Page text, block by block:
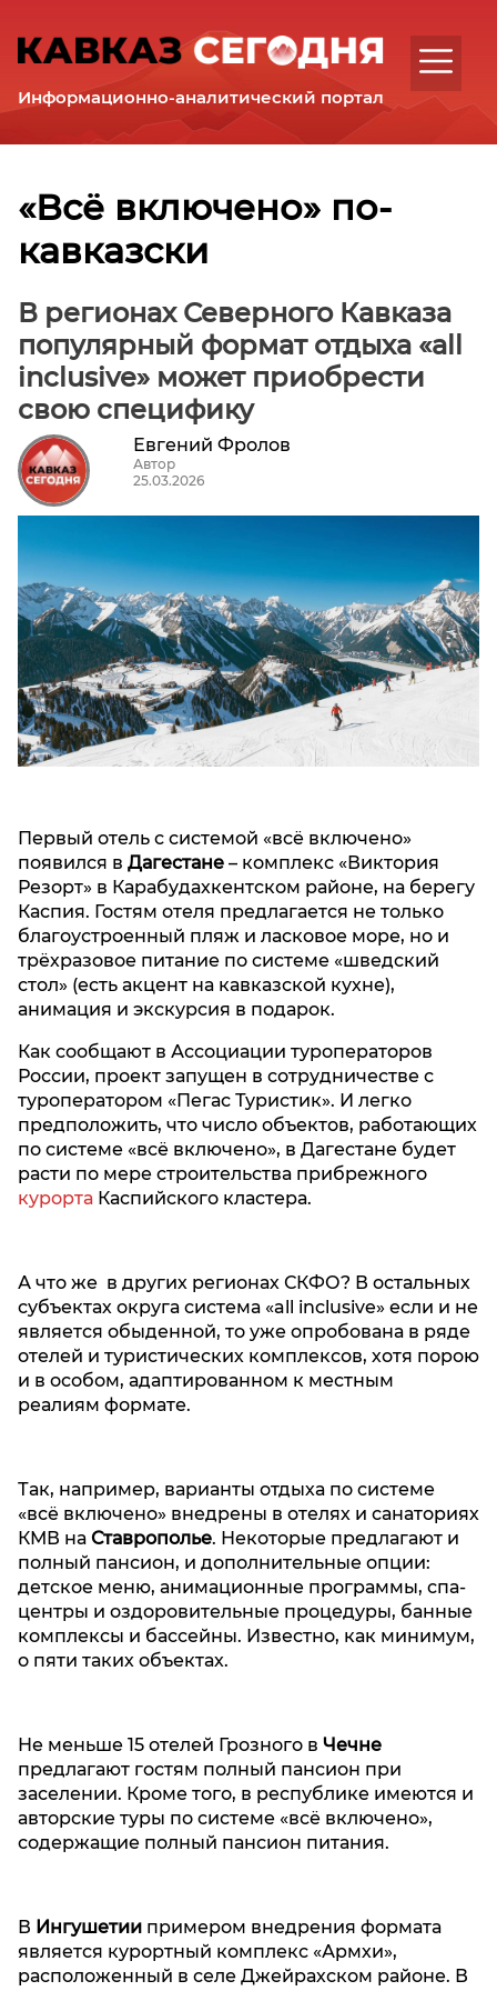
Информационно-аналитический портал
Интервью
Аналитика
Комментарии
Регионы
Республика
Республика
Ингушетия
Кабардино-
Республика
Карачаево-
Черкесская
Республика
Республика
Северная
Осетия
Алания
Республика
Ставропольский
край
«Всё включено» по-
кавказски
В регионах Северного Кавказа
популярный формат отдыха «all
inclusive» может приобрести
свою специфику
Евгений Фролов
Автор
25.03.2026
Первый отель с системой «всё включено»
появился в Дагестане – комплекс «Виктория
Резорт» в Карабудахкентском районе, на берегу
Каспия. Гостям отеля предлагается не только
благоустроенный пляж и ласковое море, но и
трёхразовое питание по системе «шведский
стол» (есть акцент на кавказской кухне),
анимация и экскурсия в подарок.
Как сообщают в Ассоциации туроператоров
России, проект запущен в сотрудничестве с
туроператором «Пегас Туристик». И легко
предположить, что число объектов, работающих
по системе «всё включено», в Дагестане будет
расти по мере строительства прибрежного
курорта Каспийского кластера.
А что же в других регионах СКФО? В остальных
субъектах округа система «all inclusive» если и не
является обыденной, то уже опробована в ряде
отелей и туристических комплексов, хотя порою
и в особом, адаптированном к местным
реалиям формате.
Так, например, варианты отдыха по системе
«всё включено» внедрены в отелях и санаториях
КМВ на Ставрополье. Некоторые предлагают и
полный пансион, и дополнительные опции:
детское меню, анимационные программы, спа-
центры и оздоровительные процедуры, банные
комплексы и бассейны. Известно, как минимум,
о пяти таких объектах.
Не меньше 15 отелей Грозного в Чечне
предлагают гостям полный пансион при
заселении. Кроме того, в республике имеются и
авторские туры по системе «всё включено»,
содержащие полный пансион питания.
В Ингушетии примером внедрения формата
является курортный комплекс «Армхи»,
расположенный в селе Джейрахском районе. В